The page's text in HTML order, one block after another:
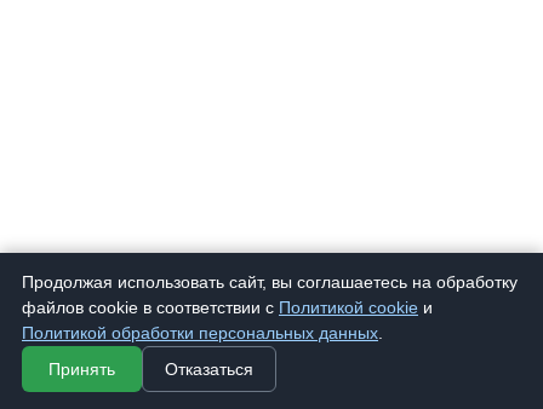
Продолжая использовать сайт, вы соглашаетесь на обработку
файлов cookie в соответствии с Политикой cookie и
Политикой обработки персональных данных
Принять
Отказаться